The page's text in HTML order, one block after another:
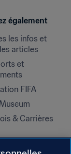
également
les infos et
articles
et
FIFA
& Carrières